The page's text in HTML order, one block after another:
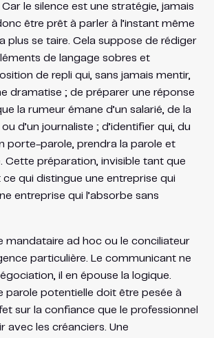
le silence est une stratégie, jamais
être prêt à parler à l’instant même
plus se taire. Cela suppose de rédiger
de langage sobres et
de repli qui, sans jamais mentir,
dramatise ; de préparer une réponse
la rumeur émane d’un salarié, de la
d’un journaliste ; d’identifier qui, du
porte-parole, prendra la parole et
Cette préparation, invisible tant que
qui distingue une entreprise qui
entreprise qui l’absorbe sans
mandataire ad hoc ou le conciliateur
particulière. Le communicant ne
il en épouse la logique.
parole potentielle doit être pesée à
sur la confiance que le professionnel
avec les créanciers. Une